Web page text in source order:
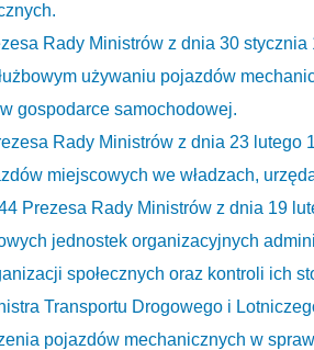
Rady Ministrów z dnia 30
używaniu pojazdów
gospodarce samochodowej.
Rady Ministrów z dnia 23 lutego
miejscowych we władzach,
Prezesa Rady Ministrów z dnia 19
jednostek organizacyjnych
społecznych oraz kontroli ich
Transportu Drogowego i
pojazdów mechanicznych w